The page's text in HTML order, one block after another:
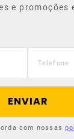
e promoções
ENVIAR
com nossas